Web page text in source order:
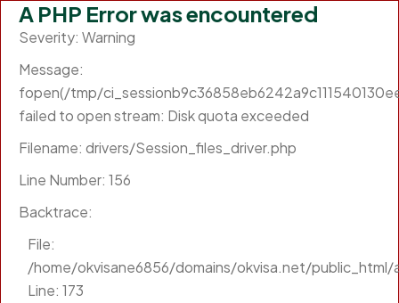
A PHP Error was encountered
Severity: Warning
Message:
fopen(/tmp/
failed to open stream: Disk quota exceeded
Filename: drivers/Session_files_driver.php
Line Number: 156
Backtrace:
File:
/home/okvisane6856/domains/okvisa.net/
Line: 173